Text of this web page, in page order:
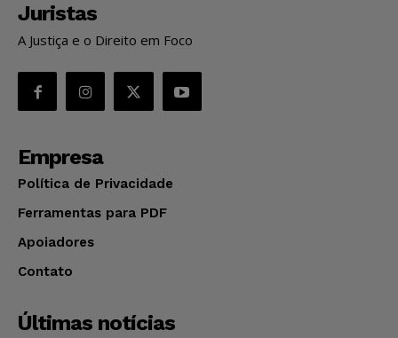
Juristas
A Justiça e o Direito em Foco
Empresa
Política de Privacidade
Ferramentas para PDF
Apoiadores
Contato
Últimas notícias